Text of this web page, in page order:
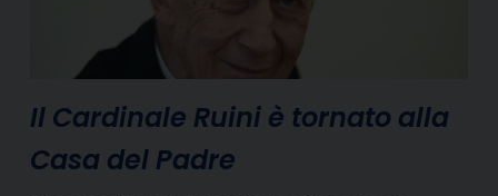
Il Cardinale Ruini è tornato alla
Casa del Padre